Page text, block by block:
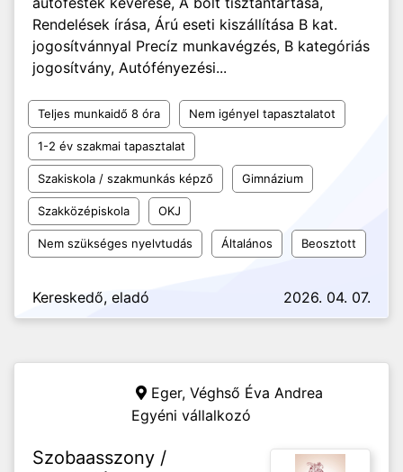
Rendelések írása, Árú eseti kiszállítása B kat.
jogosítvánnyal Precíz munkavégzés, B kategóriás
jogosítvány, Autófényezési...
Teljes munkaidő 8 óra Nem igényel tapasztalatot
1-2 év szakmai tapasztalat
Szakiskola / szakmunkás képző Gimnázium
Szakközépiskola OKJ
Nem szükséges nyelvtudás Általános Beosztott
Kereskedő, eladó 2026. 04. 07.
Eger, Véghső Éva Andrea
Egyéni vállalkozó
Szobaasszony /